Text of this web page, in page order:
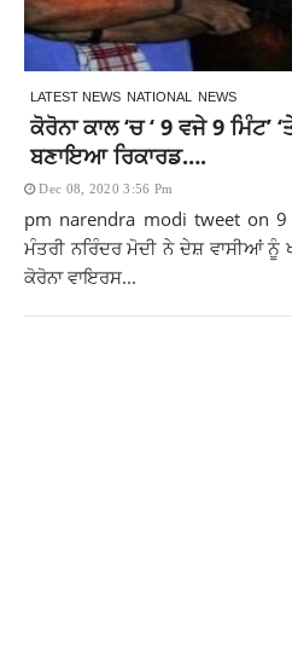
LATEST NEWS NATIONAL NEWS
ਕੋਰੋਨਾ ਕਾਲ ‘ਚ ‘ 9 ਵਜੇ 9
ਬਣਾਇਆ ਰਿਕਾਰਡ….
Dec 08, 2020 3:56 Pm
pm narendra modi tweet on 9
ਮੰਤਰੀ ਨਰਿੰਦਰ ਮੋਦੀ ਨੇ ਦੇਸ਼ ਵਾਸੀਆਂ ਨੂੰ
ਕੋਰੋਨਾ ਵਾਇਰਸ...